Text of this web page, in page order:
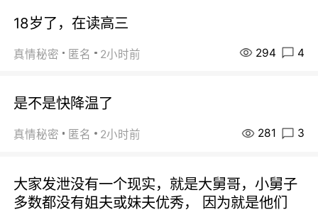
18岁了，在读高三
真情秘密 匿名 2小时前 294 4
是不是快降温了
真情秘密 匿名 2小时前 281 3
大家发泄没有一个现实，就是大舅哥，小舅子
多数都没有姐夫或妹夫优秀， 因为就是他们